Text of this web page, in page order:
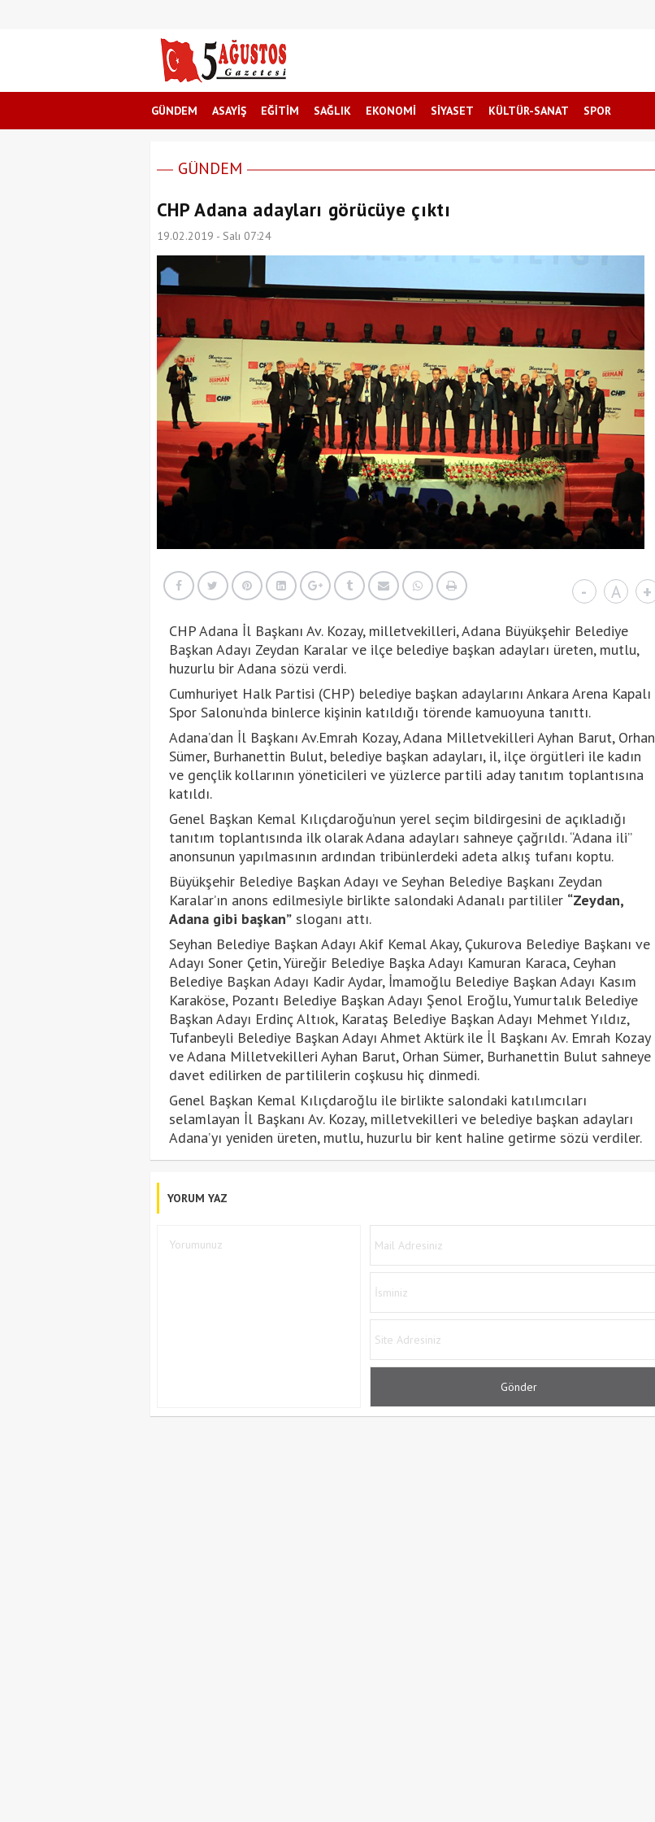
GÜNDEM ASAYİŞ EĞİTİM SAĞLIK EKONOMİ SİYASET KÜLTÜR-SANAT SPOR
GÜNDEM
CHP Adana adayları görücüye çıktı
19.02.2019 - Salı 07:24
- A +
CHP Adana İl Başkanı Av. Kozay, milletvekilleri, Adana Büyükşehir Belediye
Başkan Adayı Zeydan Karalar ve ilçe belediye başkan adayları üreten, mutlu,
huzurlu bir Adana sözü verdi.
Cumhuriyet Halk Partisi (CHP) belediye başkan adaylarını Ankara Arena Kapalı
Spor Salonu’nda binlerce kişinin katıldığı törende kamuoyuna tanıttı.
Adana’dan İl Başkanı Av.Emrah Kozay, Adana Milletvekilleri Ayhan Barut, Orhan
Sümer, Burhanettin Bulut, belediye başkan adayları, il, ilçe örgütleri ile kadın
ve gençlik kollarının yöneticileri ve yüzlerce partili aday tanıtım toplantısına
katıldı.
Genel Başkan Kemal Kılıçdaroğu’nun yerel seçim bildirgesini de açıkladığı
tanıtım toplantısında ilk olarak Adana adayları sahneye çağrıldı. “Adana ili”
anonsunun yapılmasının ardından tribünlerdeki adeta alkış tufanı koptu.
Büyükşehir Belediye Başkan Adayı ve Seyhan Belediye Başkanı Zeydan
Karalar’ın anons edilmesiyle birlikte salondaki Adanalı partililer “Zeydan,
Adana gibi başkan”sloganı attı.
Seyhan Belediye Başkan Adayı Akif Kemal Akay, Çukurova Belediye Başkanı ve
Adayı Soner Çetin, Yüreğir Belediye Başka Adayı Kamuran Karaca, Ceyhan
Belediye Başkan Adayı Kadir Aydar, İmamoğlu Belediye Başkan Adayı Kasım
Karaköse, Pozantı Belediye Başkan Adayı Şenol Eroğlu, Yumurtalık Belediye
Başkan Adayı Erdinç Altıok, Karataş Belediye Başkan Adayı Mehmet Yıldız,
Tufanbeyli Belediye Başkan Adayı Ahmet Aktürk ile İl Başkanı Av. Emrah Kozay
ve Adana Milletvekilleri Ayhan Barut, Orhan Sümer, Burhanettin Bulut sahneye
davet edilirken de partililerin coşkusu hiç dinmedi.
Genel Başkan Kemal Kılıçdaroğlu ile birlikte salondaki katılımcıları
selamlayan İl Başkanı Av. Kozay, milletvekilleri ve belediye başkan adayları
Adana’yı yeniden üreten, mutlu, huzurlu bir kent haline getirme sözü verdiler.
YORUM YAZ
1 3 4 5
1